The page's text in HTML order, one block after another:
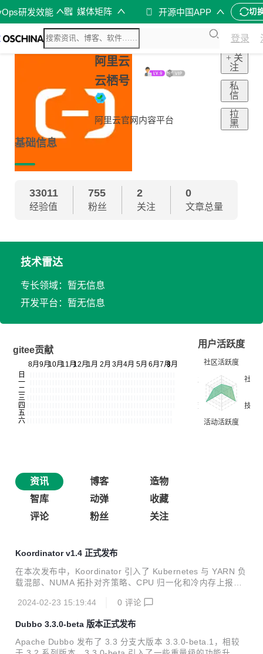
研发效能 媒体矩阵 开源中国APP 切
登录
阿里云
云栖号
阿里云官网内容平台
+ 关
注
私
信
拉
黑
基础信息
33011
经验值
755
粉丝
2
关注
0
文章总量
技术雷达
专长领域：暂无信息
开发平台：暂无信息
gitee贡献
用户活跃度
资讯 博客
造物
智库
动弹
收藏
评论
粉丝 关注
Koordinator v1.4 正式发布
在本次发布中，Koordinator 引入了 Kubernetes 与 YARN 负
载混部、NUMA 拓扑对齐策略、CPU 归一化和冷内存上报等
的 QoS 管理、重调度防护策略等领域的功能。这些新增和改
于复杂和多样化的应用场景。
2024-02-23 15:19:44 0 评论
Dubbo 3.3.0-beta 版本正式发布
Apache Dubbo 发布了 3.3 分支大版本 3.3.0-beta.1，相较